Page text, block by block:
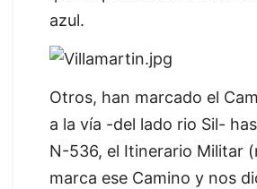
azul.
Otros, han marcado el
a la vía -del lado rio Sil-
N-536, el Itinerario Militar
marca ese Camino y nos